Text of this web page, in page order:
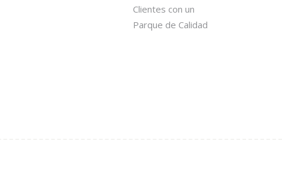
Clientes con un
Parque de Calidad